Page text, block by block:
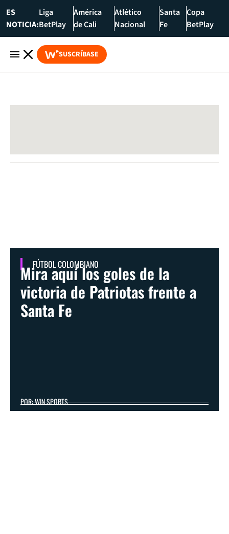
ES
NOTICIA:
Liga
BetPlay
América
de Cali
Atlético
Nacional
Santa
Fe
Copa
BetPlay
SUSCRÍBASE
FÚTBOL COLOMBIANO
Mira aquí los goles de la
victoria de Patriotas frente a
Santa Fe
POR: WIN SPORTS